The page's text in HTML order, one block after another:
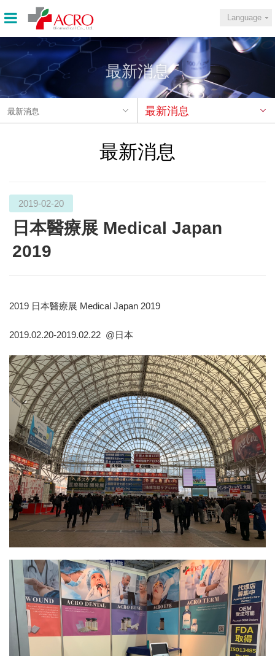
Language
最新消息
最新消息 最新消息
最新消息
2019-02-20
日本醫療展 Medical Japan
2019
2019 日本醫療展 Medical Japan 2019
2019.02.20-2019.02.22 @日本